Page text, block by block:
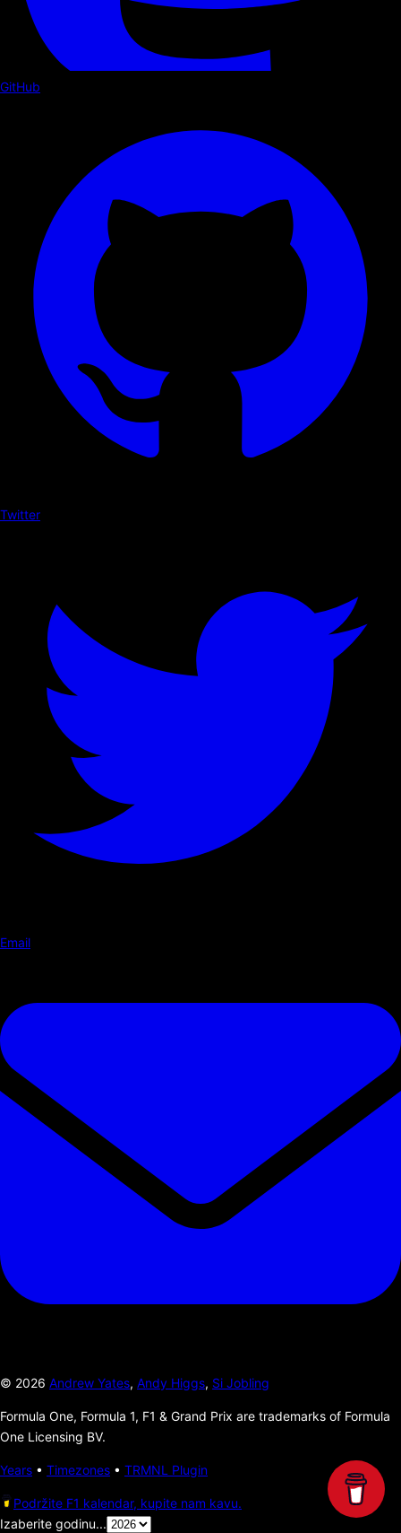
GitHub
Twitter
Email
© 2026 Andrew Yates, Andy Higgs, Si Jobling
Formula One, Formula 1, F1 & Grand Prix are trademarks of Formula
One Licensing BV.
Years • Timezones • TRMNL Plugin
Podržite F1 kalendar, kupite nam kavu.
Izaberite godinu...